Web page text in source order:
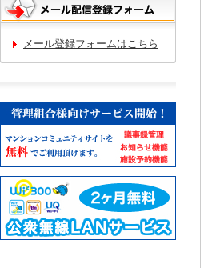
メール登録フォームはこちら